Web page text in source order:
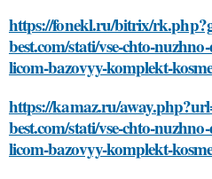
https://fonekl.ru/bitrix/
best.com/stati/vse-chto-
licom-bazovyy-komplekt-
https://kamaz.ru/
best.com/stati/vse-chto-
licom-bazovyy-komplekt-